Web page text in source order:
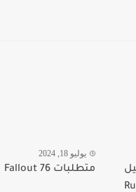
يوليو 18, 2024
متطلبات Fallout 76